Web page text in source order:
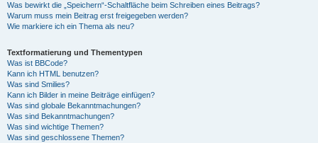
Was bewirkt die „Speichern“-Schaltfläche beim Schreiben eines Beitrags?
Warum muss mein Beitrag erst freigegeben werden?
Wie markiere ich ein Thema als neu?
Textformatierung und Thementypen
Was ist BBCode?
Kann ich HTML benutzen?
Was sind Smilies?
Kann ich Bilder in meine Beiträge einfügen?
Was sind globale Bekanntmachungen?
Was sind Bekanntmachungen?
Was sind wichtige Themen?
Was sind geschlossene Themen?